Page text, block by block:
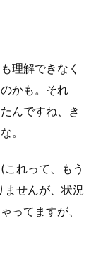
理解できなく
かも。それ
んですね、き
。
れって、もう
ませんが、状況
ってますが、